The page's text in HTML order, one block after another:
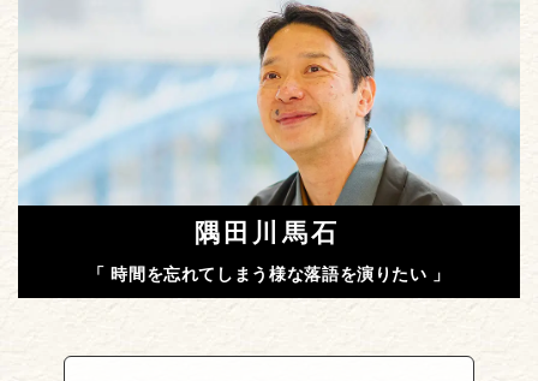
隅田川馬石
「 時間を忘れてしまう様な落語を演りたい 」